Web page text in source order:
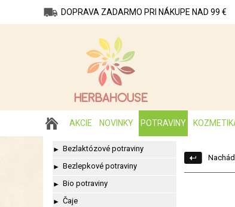
DOPRAVA ZADARMO PRI NÁKUPE NAD 99 €
AKCIE NOVINKY POTRAVINY
► Bezlaktózové potraviny
► Bezlepkové potraviny
► Bio potraviny
► Čaje